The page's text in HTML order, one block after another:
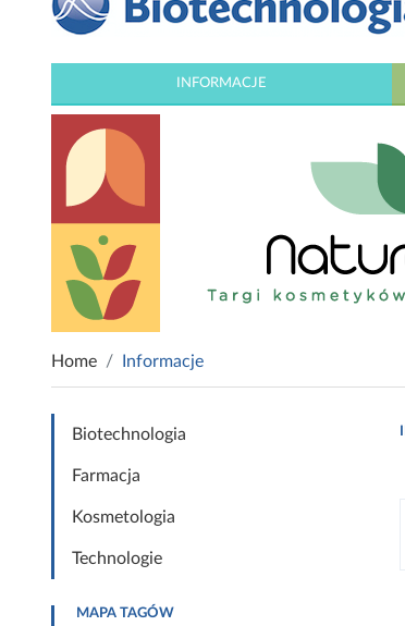
INFORMACJE
Home Informacje
Biotechnologia
Farmacja
Kosmetologia
Technologie
MAPA TAGÓW